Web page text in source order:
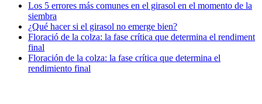
Los 5 errores más comunes en el girasol en el momento de la
siembra
¿Qué hacer si el girasol no emerge bien?
Floració de la colza: la fase crítica que determina el rendiment
final
Floración de la colza: la fase crítica que determina el
rendimiento final